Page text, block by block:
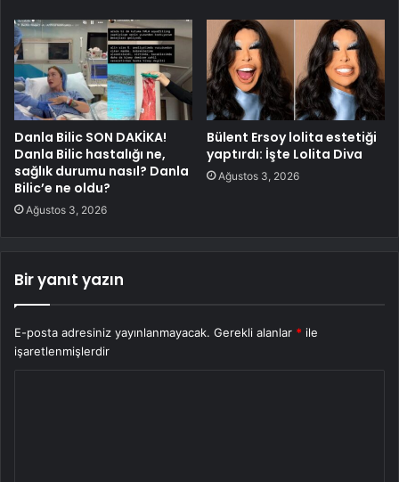
Danla Bilic SON DAKİKA!
Danla Bilic hastalığı ne,
sağlık durumu nasıl? Danla
Bilic’e ne oldu?
Ağustos 3, 2026
Bülent Ersoy lolita estetiği
yaptırdı: İşte Lolita Diva
Ağustos 3, 2026
Bir yanıt yazın
E-posta adresiniz yayınlanmayacak. Gerekli alanlar * ile
işaretlenmişlerdir